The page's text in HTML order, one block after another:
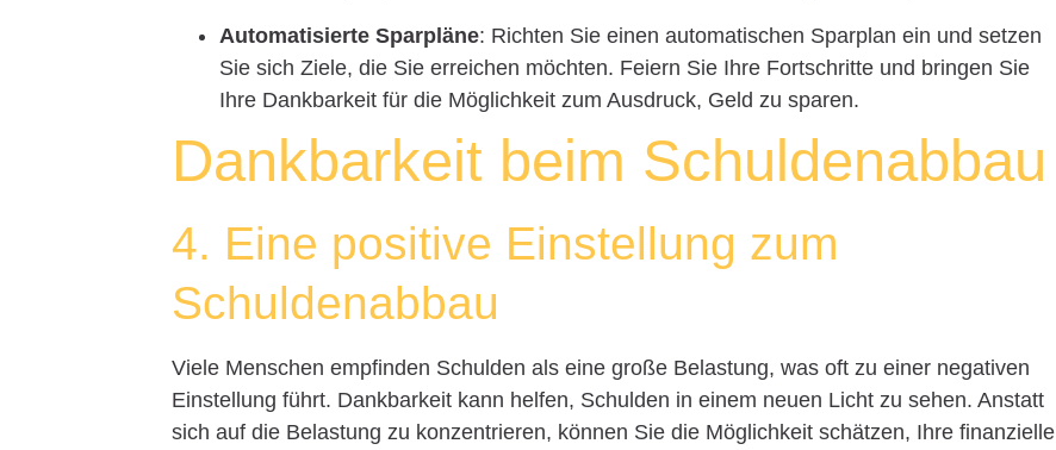
Automatisierte Sparpläne: Richten Sie einen automatischen Sparplan ein und setzen
Sie sich Ziele, die Sie erreichen möchten. Feiern Sie Ihre Fortschritte und bringen Sie
Ihre Dankbarkeit für die Möglichkeit zum Ausdruck, Geld zu sparen.
Dankbarkeit beim Schuldenabbau
4. Eine positive Einstellung zum
Schuldenabbau
Viele Menschen empfinden Schulden als eine große Belastung, was oft zu einer negativen
Einstellung führt. Dankbarkeit kann helfen, Schulden in einem neuen Licht zu sehen. Anstatt
sich auf die Belastung zu konzentrieren, können Sie die Möglichkeit schätzen, Ihre finanzielle